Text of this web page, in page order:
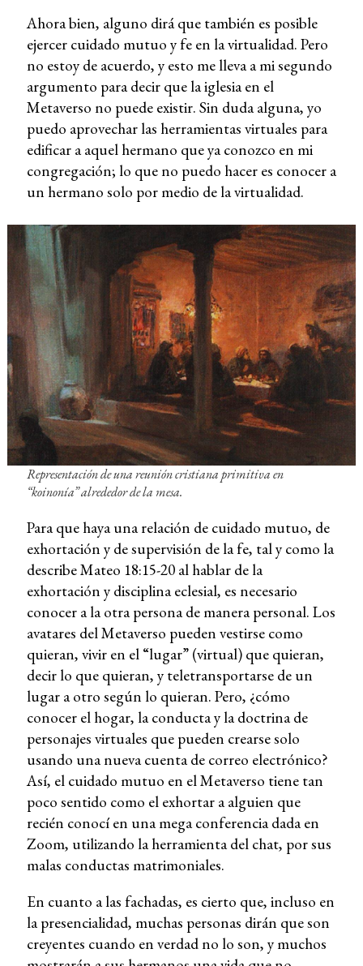
Ahora bien, alguno dirá que también es posible
ejercer cuidado mutuo y fe en la virtualidad. Pero
no estoy de acuerdo, y esto me lleva a mi segundo
argumento para decir que la iglesia en el
Metaverso no puede existir. Sin duda alguna, yo
puedo aprovechar las herramientas virtuales para
edificar a aquel hermano que ya conozco en mi
congregación; lo que no puedo hacer es conocer a
un hermano solo por medio de la virtualidad.
Representación de una reunión cristiana primitiva en
“koinonía” alrededor de la mesa.
Para que haya una relación de cuidado mutuo, de
exhortación y de supervisión de la fe, tal y como la
describe Mateo 18:15-20 al hablar de la
exhortación y disciplina eclesial, es necesario
conocer a la otra persona de manera personal. Los
avatares del Metaverso pueden vestirse como
quieran, vivir en el “lugar” (virtual) que quieran,
decir lo que quieran, y teletransportarse de un
lugar a otro según lo quieran. Pero, ¿cómo
conocer el hogar, la conducta y la doctrina de
personajes virtuales que pueden crearse solo
usando una nueva cuenta de correo electrónico?
Así, el cuidado mutuo en el Metaverso tiene tan
poco sentido como el exhortar a alguien que
recién conocí en una mega conferencia dada en
Zoom, utilizando la herramienta del chat, por sus
malas conductas matrimoniales.
En cuanto a las fachadas, es cierto que, incluso en
la presencialidad, muchas personas dirán que son
creyentes cuando en verdad no lo son, y muchos